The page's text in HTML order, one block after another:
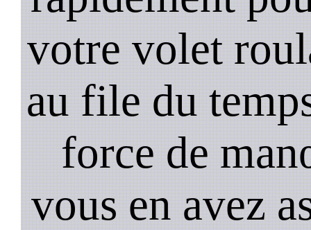
votre volet
au file du
force de
vous en avez